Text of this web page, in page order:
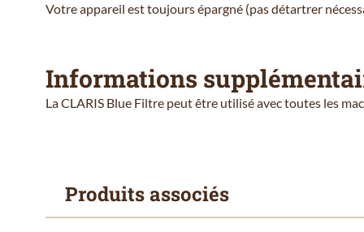
Votre appareil est toujours épargné (pas détartrer
Informations
La CLARIS Blue Filtre peut être utilisé avec toutes les
Produits associés